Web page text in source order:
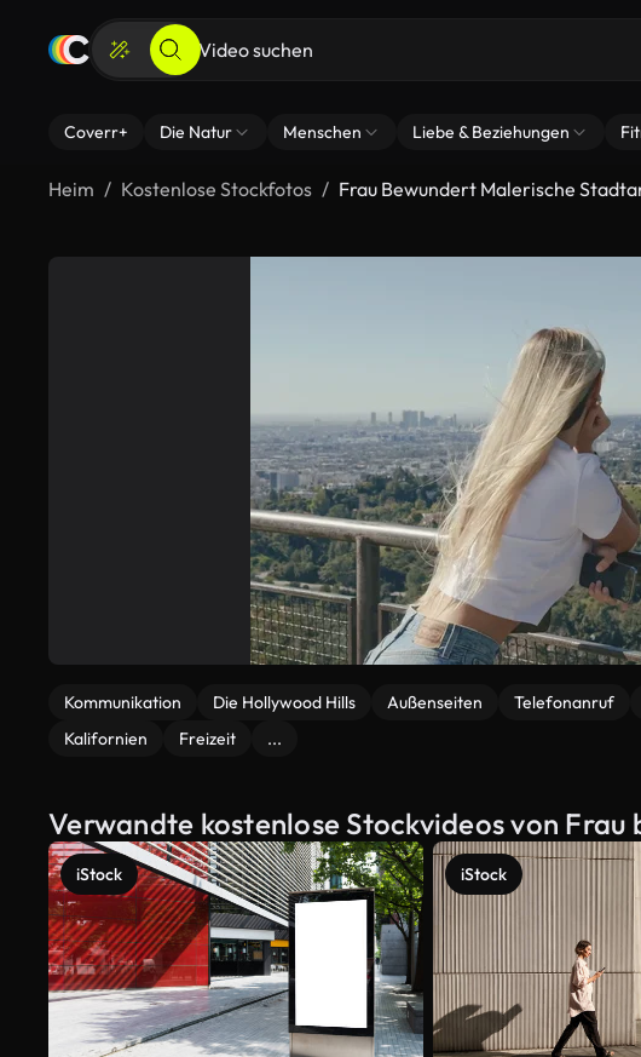
Coverr+ Die Natur Menschen Liebe & Beziehungen
Heim Kostenlose Stockfotos Frau Bewundert Malerische
Kommunikation Die Hollywood Hills Außenseiten Telefonanruf
Kalifornien
Freizeit ...
Verwandte kostenlose Stockvideos von
iStock iStock